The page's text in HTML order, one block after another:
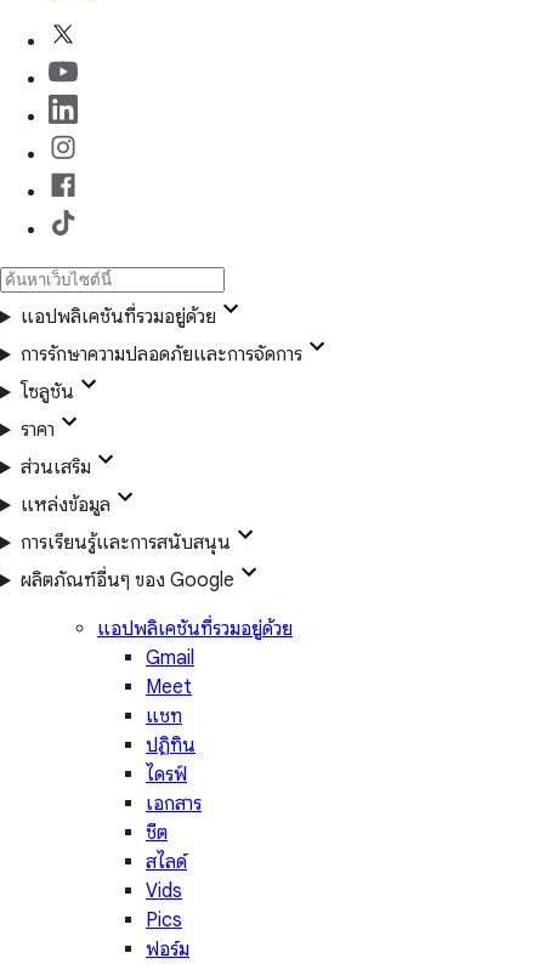
แอปพลิเคชันที่รวมอยู่ด้วย
การรักษาความปลอดภัยและการจัดการ
โซลูชัน
ราคา
ส่วนเสริม
แหล่งข้อมูล
การเรียนรู้และการสนับสนุน
ผลิตภัณฑ์อื่นๆ ของ Google
แอปพลิเคชันที่รวมอยู่ด้วย
Gmail
Meet
แชท
ปฏิทิน
ไดรฟ์
เอกสาร
ชีต
สไลด์
Vids
Pics
ฟอร์ม